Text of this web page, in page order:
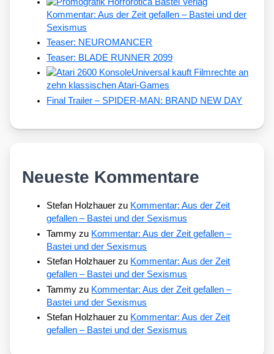
Kommentar: Aus der Zeit gefallen – Bastei und der
Sexismus
Teaser: NEUROMANCER
Teaser: BLADE RUNNER 2099
Universal kauft Filmrechte an
zehn klassischen Atari-Games
Final Trailer – SPIDER-MAN: BRAND NEW DAY
Neueste Kommentare
Stefan Holzhauer zu Kommentar: Aus der Zeit
gefallen – Bastei und der Sexismus
Tammy zu Kommentar: Aus der Zeit gefallen –
Bastei und der Sexismus
Stefan Holzhauer zu Kommentar: Aus der Zeit
gefallen – Bastei und der Sexismus
Tammy zu Kommentar: Aus der Zeit gefallen –
Bastei und der Sexismus
Stefan Holzhauer zu Kommentar: Aus der Zeit
gefallen – Bastei und der Sexismus